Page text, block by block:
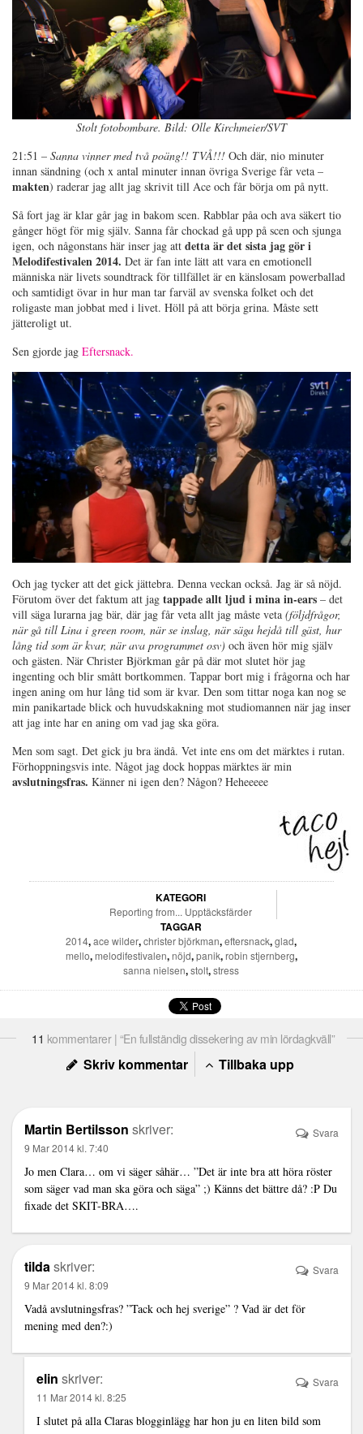
Stolt fotobombare. Bild: Olle Kirchmeier/SVT
21:51 – Sanna vinner med två poäng!! TVÅ!!! Och där, nio minuter
innan sändning (och x antal minuter innan övriga Sverige får veta –
makten) raderar jag allt jag skrivit till Ace och får börja om på nytt.
Så fort jag är klar går jag in bakom scen. Rabblar påa och ava säkert tio
gånger högt för mig själv. Sanna får chockad gå upp på scen och sjunga
igen, och någonstans här inser jag att detta är det sista jag gör i
Melodifestivalen 2014. Det är fan inte lätt att vara en emotionell
människa när livets soundtrack för tillfället är en känslosam powerballad
och samtidigt övar in hur man tar farväl av svenska folket och det
roligaste man jobbat med i livet. Höll på att börja grina. Måste sett
jätteroligt ut.
Sen gjorde jag Eftersnack.
Och jag tycker att det gick jättebra. Denna veckan också. Jag är så nöjd.
Förutom över det faktum att jag tappade allt ljud i mina in-ears – det
vill säga lurarna jag bär, där jag får veta allt jag måste veta (följdfrågor,
när gå till Lina i green room, när se inslag, när säga hejdå till gäst, hur
lång tid som är kvar, när ava programmet osv) och även hör mig själv
och gästen. När Christer Björkman går på där mot slutet hör jag
ingenting och blir smått bortkommen. Tappar bort mig i frågorna och har
ingen aning om hur lång tid som är kvar. Den som tittar noga kan nog se
min panikartade blick och huvudskakning mot studiomannen när jag inser
att jag inte har en aning om vad jag ska göra.
Men som sagt. Det gick ju bra ändå. Vet inte ens om det märktes i rutan.
Förhoppningsvis inte. Något jag dock hoppas märktes är min
avslutningsfras. Känner ni igen den? Någon? Heheeeee
KATEGORI
Reporting from... Upptäcksfärder
TAGGAR
2014,ace wilder,christer björkman,eftersnack,glad,
mello,melodifestivalen,nöjd,panik,robin stjernberg,
sanna nielsen,stolt,stress
11 kommentarer | “En fullständig dissekering av min lördagkväll”
Skriv kommentar Tillbaka upp
Martin Bertilsson skriver:
9 Mar 2014 kl. 7:40
Jo men Clara… om vi säger såhär… ”Det är inte bra att höra röster
som säger vad man ska göra och säga” ;) Känns det bättre då? :P Du
fixade det SKIT-BRA….
Svara
tildaskriver:
9 Mar 2014 kl. 8:09
Vadå avslutningsfras? ”Tack och hej sverige” ? Vad är det för
mening med den?:)
Svara
elin skriver:
11 Mar 2014 kl. 8:25
I slutet på alla Claras blogginlägg har hon ju en liten bild som
Svara